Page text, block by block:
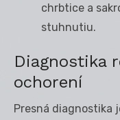
chrbtice a
stuhnutiu.
Diagnostika
ochorení
Presná diagnostika